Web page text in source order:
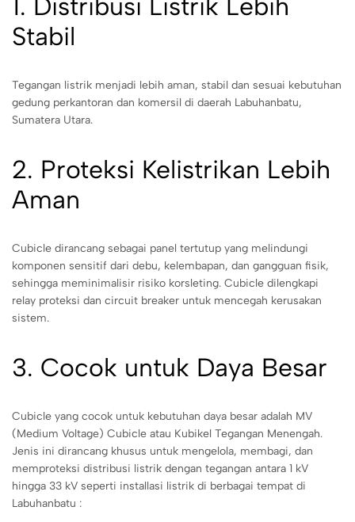
Stabil
Tegangan listrik menjadi lebih aman, stabil dan sesuai kebutuhan
gedung perkantoran dan komersil di daerah Labuhanbatu,
Sumatera Utara.
2. Proteksi Kelistrikan Lebih
Aman
Cubicle dirancang sebagai panel tertutup yang melindungi
komponen sensitif dari debu, kelembapan, dan gangguan fisik,
sehingga meminimalisir risiko korsleting. Cubicle dilengkapi
relay proteksi dan circuit breaker untuk mencegah kerusakan
sistem.
3. Cocok untuk Daya Besar
Cubicle yang cocok untuk kebutuhan daya besar adalah MV
(Medium Voltage) Cubicle atau Kubikel Tegangan Menengah.
Jenis ini dirancang khusus untuk mengelola, membagi, dan
memproteksi distribusi listrik dengan tegangan antara 1 kV
hingga 33 kV seperti installasi listrik di berbagai tempat di
Labuhanbatu :